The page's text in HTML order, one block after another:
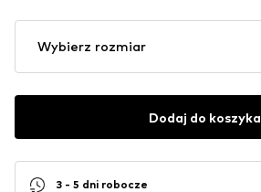
Wybierz rozmiar
Dodaj do koszyka
3 - 5 dni robocze